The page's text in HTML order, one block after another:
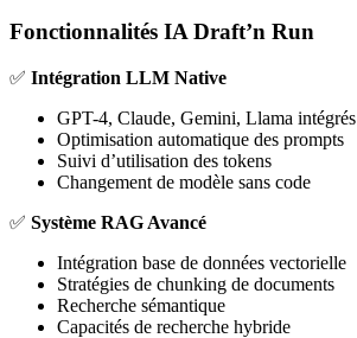
Fonctionnalités IA Draft’n Run
✅ Intégration LLM Native
GPT-4, Claude, Gemini, Llama intégrés
Optimisation automatique des prompts
Suivi d’utilisation des tokens
Changement de modèle sans code
✅ Système RAG Avancé
Intégration base de données vectorielle
Stratégies de chunking de documents
Recherche sémantique
Capacités de recherche hybride